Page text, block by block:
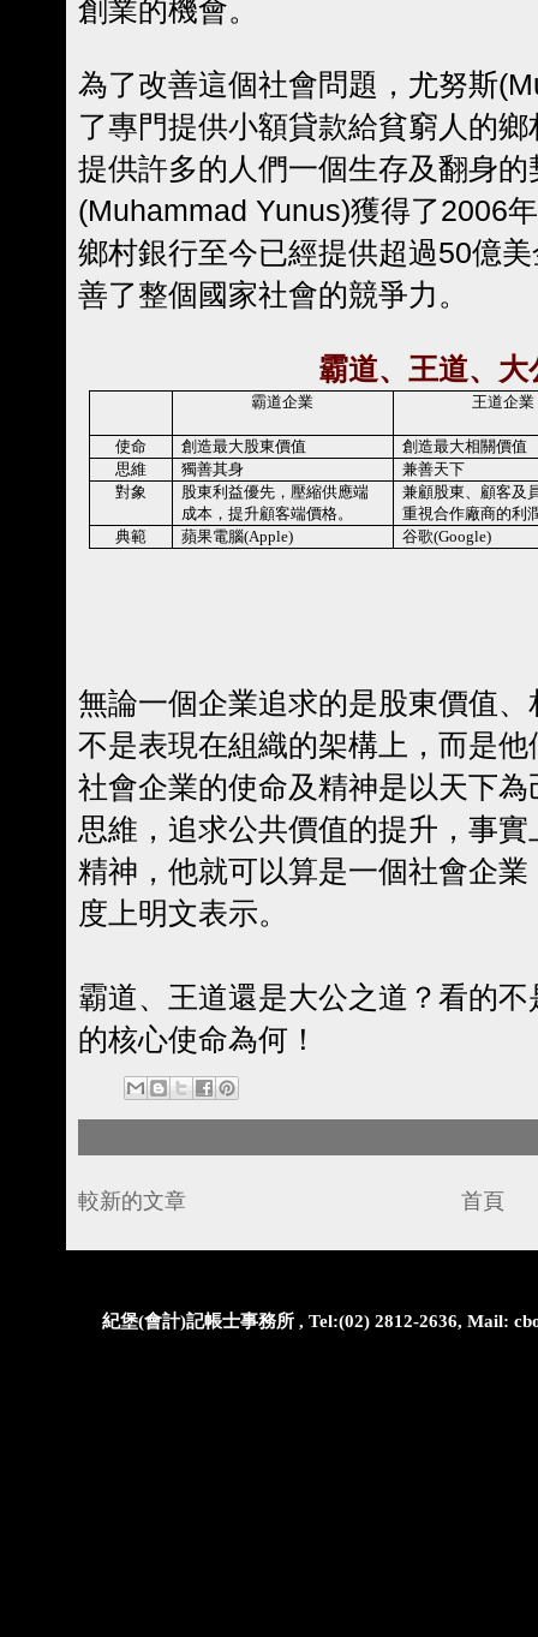
創業的機會。
為了改善這個社會問題，尤努斯
了專門提供小額貸款給貧窮人的
提供許多的人們一個生存及翻身
(Muhammad Yunus)獲得了2006
鄉村銀行至今已經提供超過50億
善了整個國家社會的競爭力。
霸道、王道、大
霸道企業 王道企業
使命 創造最大股東價值
創造最大相關價值
思維
獨善其身
兼善天下
對象
股東利益優先，壓縮供應端
成本，提升顧客端價格。
兼顧股東、顧客及
重視合作廠商的利
典範
蘋果電腦(Apple) 谷歌(Google)
無論一個企業追求的是股東價值
不是表現在組織的架構上，而是
社會企業的使命及精神是以天下
思維，追求公共價值的提升，事
精神，他就可以算是一個社會企
度上明文表示。
霸道、王道還是大公之道？看的
的核心使命為何！
較新的文章 首頁
紀堡(會計)記帳士事務所 , Tel:(02) 2812-2636, Mail: